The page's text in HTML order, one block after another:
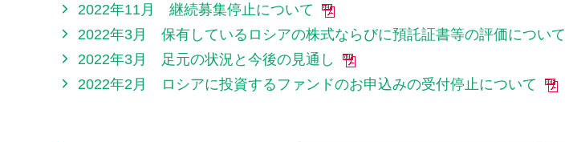
2022年11月 継続募集停止について
2022年3月 保有しているロシアの株式ならびに預託証書等の評価について
2022年3月 足元の状況と今後の見通し
2022年2月 ロシアに投資するファンドのお申込みの受付停止について